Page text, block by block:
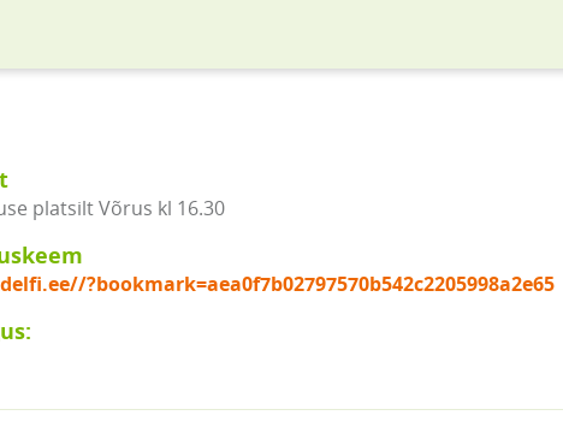
platsilt Võrus kl 16.30
?bookmark=aea0f7b02797570b542c2205998a2e65